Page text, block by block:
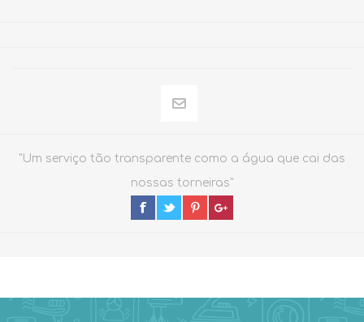
"Um serviço tão transparente como a água que cai das
nossas torneiras"